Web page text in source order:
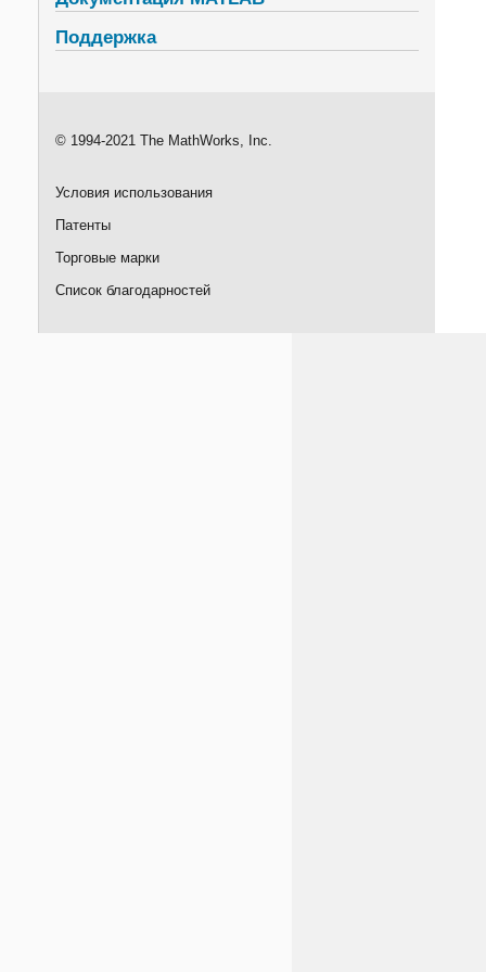
Поддержка
© 1994-2021 The MathWorks, Inc.
Условия использования
Патенты
Торговые марки
Список благодарностей